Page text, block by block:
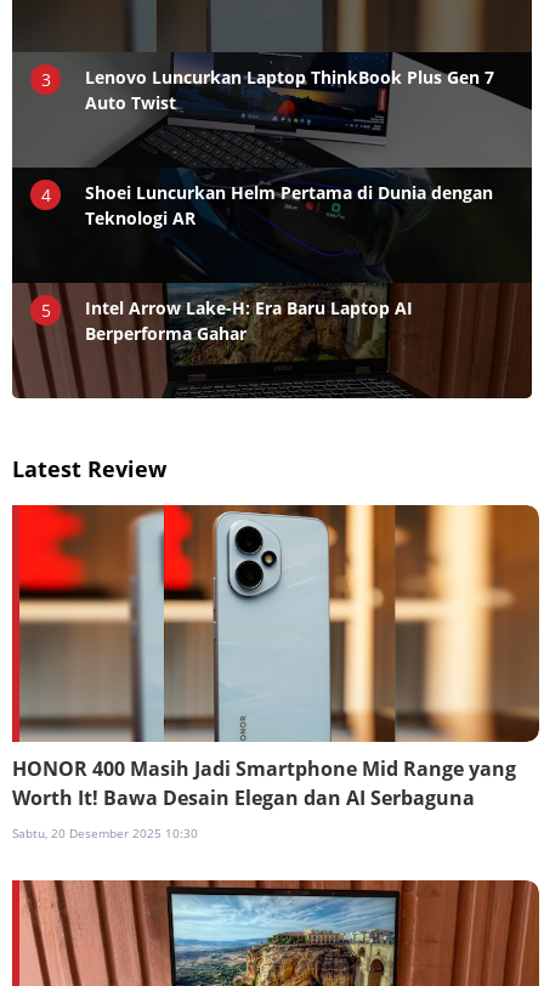
3
Lenovo Luncurkan Laptop ThinkBook Plus Gen 7
Auto Twist
4
Shoei Luncurkan Helm Pertama di Dunia dengan
Teknologi AR
5
Intel Arrow Lake-H: Era Baru Laptop AI
Berperforma Gahar
Latest Review
HONOR 400 Masih Jadi Smartphone Mid Range yang
Worth It! Bawa Desain Elegan dan AI Serbaguna
Sabtu, 20 Desember 2025 10:30